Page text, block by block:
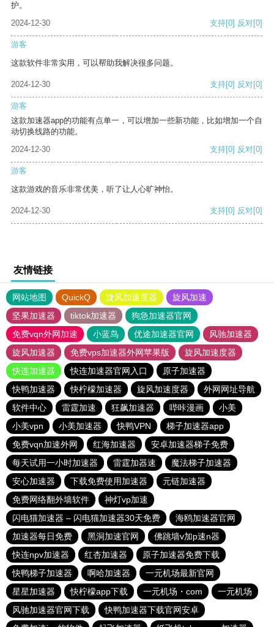
护。
2024-12-30
支持[0] 反对[0]
游客
这款软件非常实用，可以帮助我解决很多问题。
2024-12-30 支持[0] 反对[0]
游客
这款加速器app的功能有点单一，可以增加一些新功能，比如增加一个自
动切换线路的功能。
2024-12-30
支持[0] 反对[0]
游客
这款游戏的音乐非常优美，听了让人心旷神怡。
2024-12-30 支持[0] 反对[0]
友情链接
网站地图 QuickQ 旋风加速度器
旋风加速
坚果加速器
tiktok加速器
狗急加速器官网
免费vqn外网加速
小蓝鸟 优途加速器官网
风驰加速器
旋风加速器
免费vps加速器外网苹果版
旋风加速度器
快连加速器
快连加速器官网入口
原子加速器
快鸭加速器
快柠檬加速器 旋风加速度器
外网网址导航
软件中心
雷霆加速 狂飙加速器 哔咔漫画
小美
小美vpn
小美加速器 快鸭VPN
梯子加速器app
免费vqn加速外网
红海加速器
安卓加速器梯子免费
每天试用一小时加速器
雷霆加器速
魔法梯子加速器
安心加速器
下载免费使用加速器
元链加速器
免费网络翻外墙软件
神灯vp加速
闪电猫加速器 – 闪电猫加速器30天免费
海鸥加速器官网
加速器每日免费
黑洞加速官网
佛跳墙v加p速n器
快连npv加速器
红杏加速器
原子加速器免费下载
快鸭梯子加速器
啊哈加速器
一元机场最新官网
星星加速器
快柠檬app下载 一元机场・com
一元机场
风驰加速器官网下载
快鸭加速器下载官网安卓